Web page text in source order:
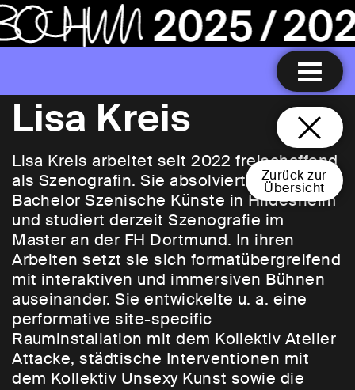
Zurück zur
Übersicht
Lisa Kreis
Lisa Kreis arbeitet seit 2022 freischaffend
als Szenografin. Sie absolvierte den
Bachelor Szenische Künste in Hildesheim
und studiert derzeit Szenografie im
Master an der FH Dortmund. In ihren
Arbeiten setzt sie sich formatübergreifend
mit interaktiven und immersiven Bühnen
auseinander. Sie entwickelte u. a. eine
performative site-specific
Rauminstallation mit dem Kollektiv Atelier
Attacke, städtische Interventionen mit
dem Kollektiv Unsexy Kunst sowie die